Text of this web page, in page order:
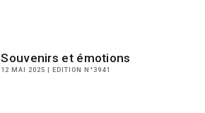
Souvenirs et émotions
12 MAI 2025 | EDITION N°3941